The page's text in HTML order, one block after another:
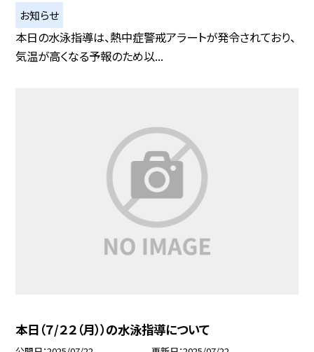
お知らせ
本日の水泳指導は、熱中症警戒アラートが発令されており、
気温が高くなる予報のため以...
本日（７/２２（月））の水泳指導について